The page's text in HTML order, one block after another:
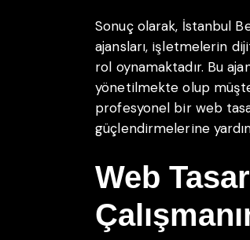
Sonuç olarak, İstanbul
ajansları, işletmelerin
rol oynamaktadır. Bu
yönetilmekte olup
profesyonel bir web
güçlendirmelerine
Web